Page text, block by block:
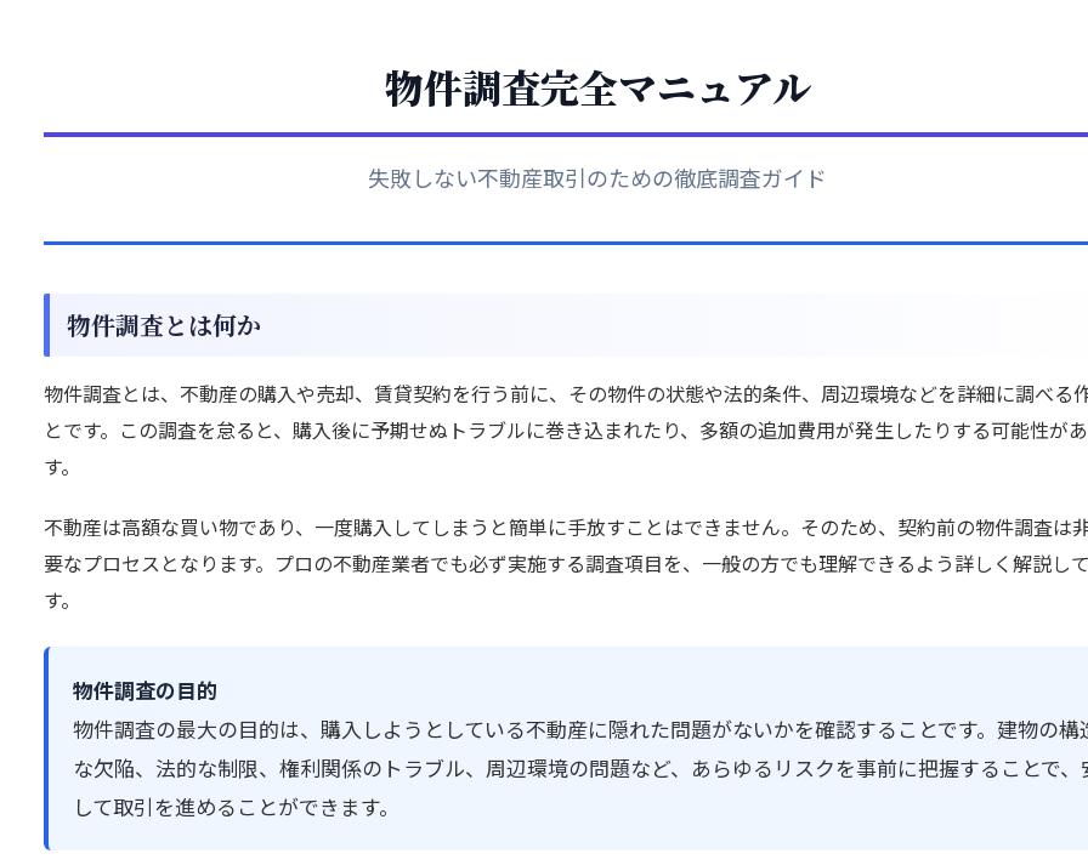
物件調査完全マニュアル
失敗しない不動産取引のための徹底調査ガイド
物件調査とは何か
物件調査とは、不動産の購入や売却、賃貸契約を行う前に、その物件の状態や法的条件、周辺環境などを詳細に調べる
とです。この調査を怠ると、購入後に予期せぬトラブルに巻き込まれたり、多額の追加費用が発生したりする可能性が
す。
不動産は高額な買い物であり、一度購入してしまうと簡単に手放すことはできません。そのため、契約前の物件調査は
要なプロセスとなります。プロの不動産業者でも必ず実施する調査項目を、一般の方でも理解できるよう詳しく解説し
す。
物件調査の目的
物件調査の最大の目的は、購入しようとしている不動産に隠れた問題がないかを確認することです。建物の構
な欠陥、法的な制限、権利関係のトラブル、周辺環境の問題など、あらゆるリスクを事前に把握することで、
して取引を進めることができます。